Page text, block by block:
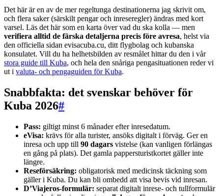
Det här är en av de mer regeltunga destinationerna jag skrivit om,
och flera saker (särskilt pengar och inreseregler) ändras med kort
varsel. Läs det här som en karta över vad du ska kolla — men
verifiera alltid de färska detaljerna precis före avresa, helst via
den officiella sidan evisacuba.cu, ditt flygbolag och kubanska
konsulatet. Vill du ha helhetsbilden av resmålet hittar du den i vår
stora guide till Kuba, och hela den snåriga pengasituationen reder vi
ut i valuta- och pengaguiden för Kuba.
Snabbfakta: det svenskar behöver för
Kuba 2026#
Pass: giltigt minst 6 månader efter inresedatum.
eVisa: krävs för alla turister, ansöks digitalt i förväg. Ger en
inresa och upp till 90 dagars vistelse (kan vanligen förlängas
en gång på plats). Det gamla pappersturistkortet gäller inte
längre.
Reseförsäkring: obligatorisk med medicinsk täckning som
gäller i Kuba. Du kan bli ombedd att visa bevis vid inresan.
D’Viajeros-formulär: separat digitalt inrese- och tullformulär